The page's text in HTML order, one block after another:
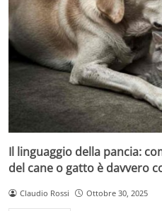
Il linguaggio della pancia:
del cane o gatto è davvero
Claudio Rossi Ottobre 30, 2025